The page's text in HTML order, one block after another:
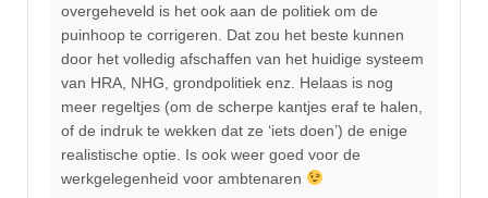
overgeheveld is het ook aan de politiek om de
puinhoop te corrigeren. Dat zou het beste kunnen
door het volledig afschaffen van het huidige systeem
van HRA, NHG, grondpolitiek enz. Helaas is nog
meer regeltjes (om de scherpe kantjes eraf te halen,
of de indruk te wekken dat ze ‘iets doen’) de enige
realistische optie. Is ook weer goed voor de
werkgelegenheid voor ambtenaren